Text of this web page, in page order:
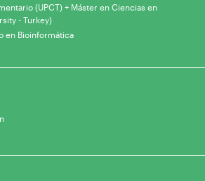
(UPCT) + Máster en Ciencias en
- Turkey)
en Bioinformática